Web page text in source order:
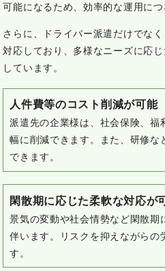
可能になるため、効率的な運用につ
さらに、ドライバー派遣だけでな
対応しており、多様なニーズに応
しています。
人件費等のコスト削減が可能
派遣先の企業様は、社会保険、福
幅に削減できます。
また、研修な
できます。
閑散期に応じた柔軟な対応が
景気の変動や社会情勢など閑散期
伴います。
リスクを抑えながらの
す。